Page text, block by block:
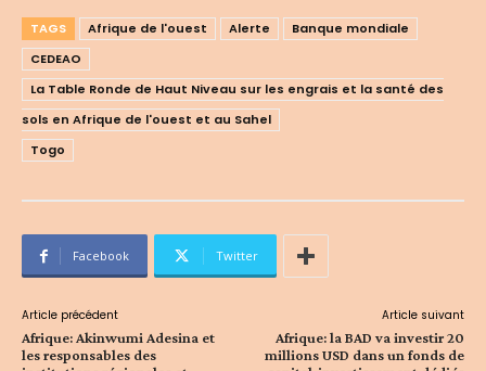
TAGS Afrique de l'ouest Alerte
Banque mondiale
CEDEAO
La Table Ronde de Haut Niveau sur les engrais et la santé des
sols en Afrique de l'ouest et au Sahel
Togo
Facebook Twitter
Article précédent
Afrique: Akinwumi Adesina et
les responsables des
Article suivant
Afrique: la BAD va investir 20
millions USD dans un fonds de